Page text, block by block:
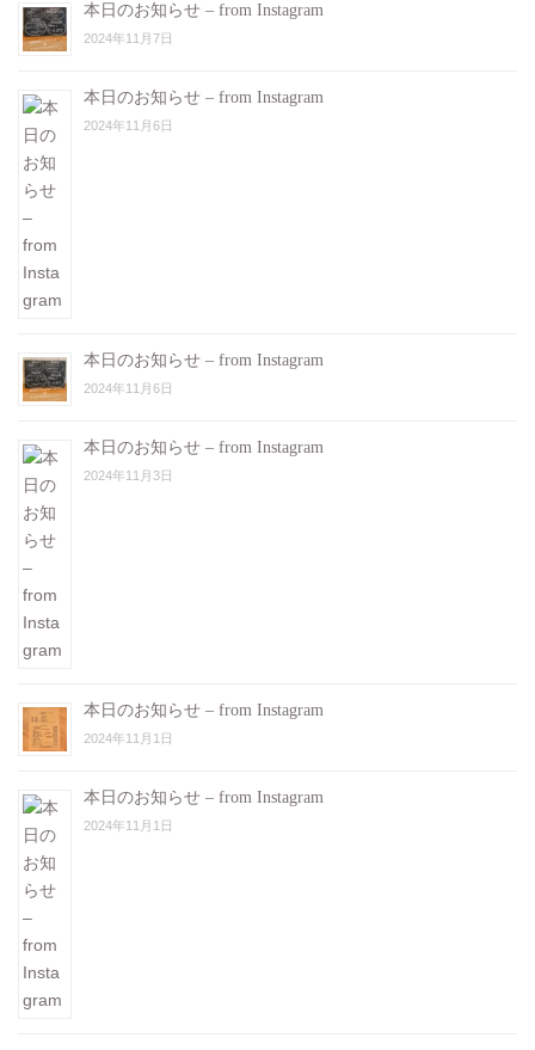
本日のお知らせ – from Instagram
2024年11月7日
本日のお知らせ – from Instagram
2024年11月6日
本日のお知らせ – from Instagram
2024年11月6日
本日のお知らせ – from Instagram
2024年11月3日
本日のお知らせ – from Instagram
2024年11月1日
本日のお知らせ – from Instagram
2024年11月1日